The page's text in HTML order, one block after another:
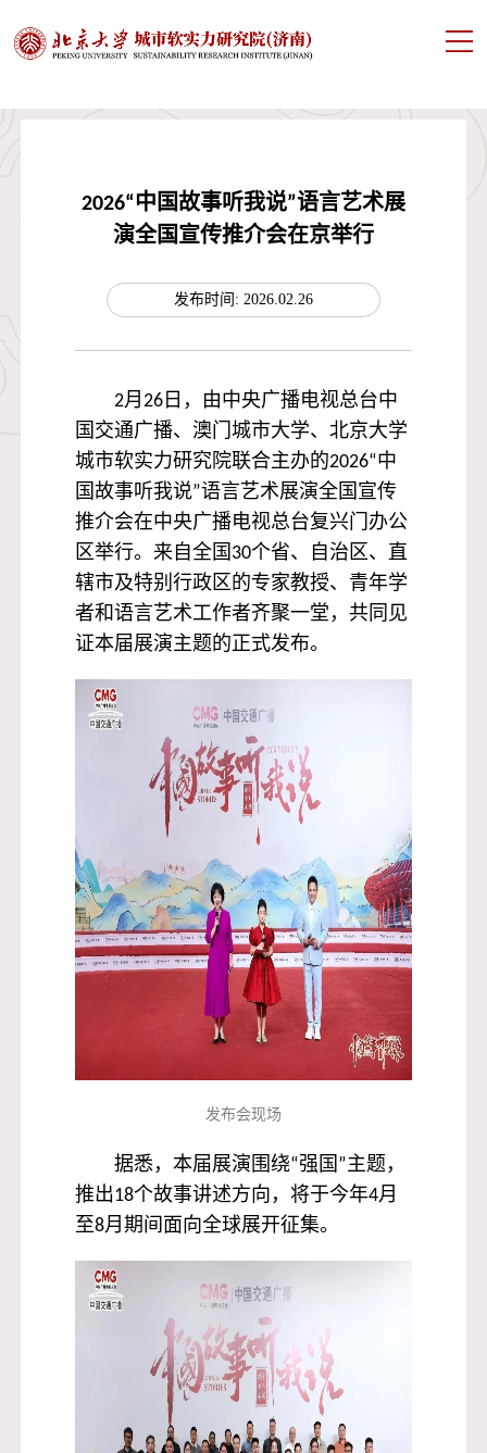
2026“中国故事听我说”语言艺术展
演全国宣传推介会在京举行
发布时间: 2026.02.26
2月26日，由中央广播电视总台中
国交通广播、澳门城市大学、北京大学
城市软实力研究院联合主办的2026“中
国故事听我说”语言艺术展演全国宣传
推介会在中央广播电视总台复兴门办公
区举行。来自全国30个省、自治区、直
辖市及特别行政区的专家教授、青年学
者和语言艺术工作者齐聚一堂，共同见
证本届展演主题的正式发布。
发布会现场
据悉，本届展演围绕“强国”主题，
推出18个故事讲述方向，将于今年4月
至8月期间面向全球展开征集。